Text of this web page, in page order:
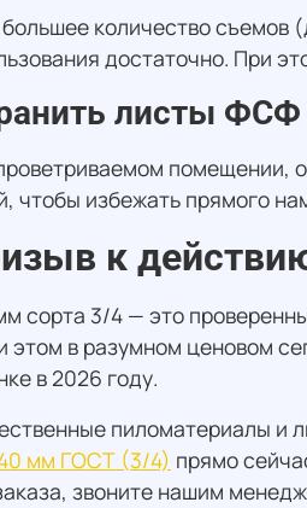
количество
достаточно. При
листы
помещении,
чтобы избежать прямого
к
сорта 3/4 — это
этом в разумном ценовом
в 2026 году.
пиломатериалы
мм ГОСТ (3/4) прямо
звоните нашим